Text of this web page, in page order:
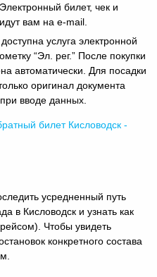
билет, чек и
вам на e-mail.
услуга электронной
“Эл. рег.” После покупки
автоматически. Для посадки
оригинал документа
вводе данных.
билет Кисловодск -
усредненный путь
в Кисловодск и узнать как
Чтобы увидеть
конкретного состава